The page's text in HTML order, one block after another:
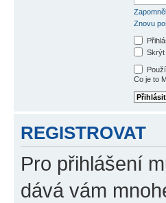
Znovu
Skrýt
Co je to
REGISTROVAT
Pro přihlášení
dává vám